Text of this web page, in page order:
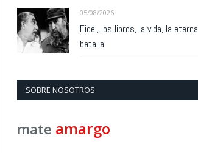
05/08/2026
Fidel, los libros, la vida, la eterna
batalla
SOBRE NOSOTROS
mate amargo